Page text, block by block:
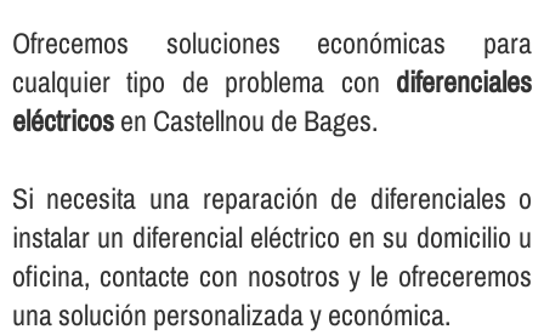
Ofrecemos soluciones económicas para
cualquier tipo de problema con diferenciales
eléctricosen Castellnou de Bages.
Si necesita una reparación de diferenciales o
instalar un diferencial eléctrico en su domicilio u
oficina, contacte con nosotros y le ofreceremos
una solución personalizada y económica.